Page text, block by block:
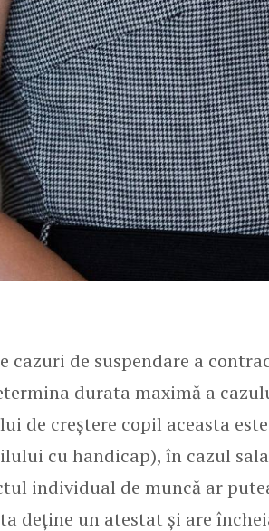
cazuri de suspendare a
durata maximă a
de creștere copil aceasta
cu handicap), în cazul
individual de muncă ar
deține un atestat și are